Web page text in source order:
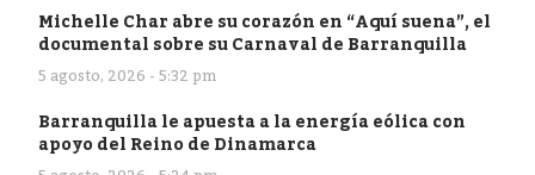
Michelle Char abre su corazón en “Aquí suena”, el
documental sobre su Carnaval de Barranquilla
5 agosto, 2026 - 5:32 pm
Barranquilla le apuesta a la energía eólica con
apoyo del Reino de Dinamarca